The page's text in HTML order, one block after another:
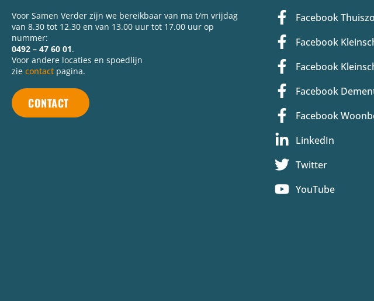
Voor Samen Verder zijn we bereikbaar van ma t/m vrijdag
van 8.30 tot 12.30 en van 13.00 uur tot 17.00 uur op
nummer:
0492 – 47 60 01.
Voor andere locaties en spoedlijn
zie contact pagina.
CONTACT
Facebook
Facebook
Facebook
Facebook
Facebook
LinkedIn
Twitter
YouTube